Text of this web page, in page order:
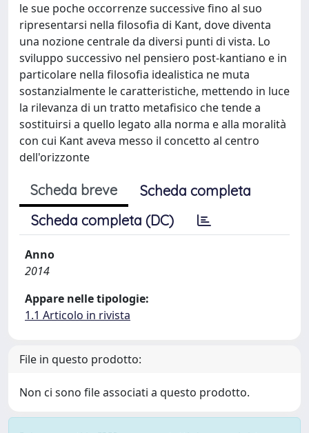
le sue poche occorrenze successive fino al suo
ripresentarsi nella filosofia di Kant, dove diventa
una nozione centrale da diversi punti di vista. Lo
sviluppo successivo nel pensiero post-kantiano e in
particolare nella filosofia idealistica ne muta
sostanzialmente le caratteristiche, mettendo in luce
la rilevanza di un tratto metafisico che tende a
sostituirsi a quello legato alla norma e alla moralità
con cui Kant aveva messo il concetto al centro
dell'orizzonte
Scheda breve
Scheda completa
Scheda completa (DC)
Anno
2014
Appare nelle tipologie:
1.1 Articolo in rivista
File in questo prodotto:
Non ci sono file associati a questo prodotto.